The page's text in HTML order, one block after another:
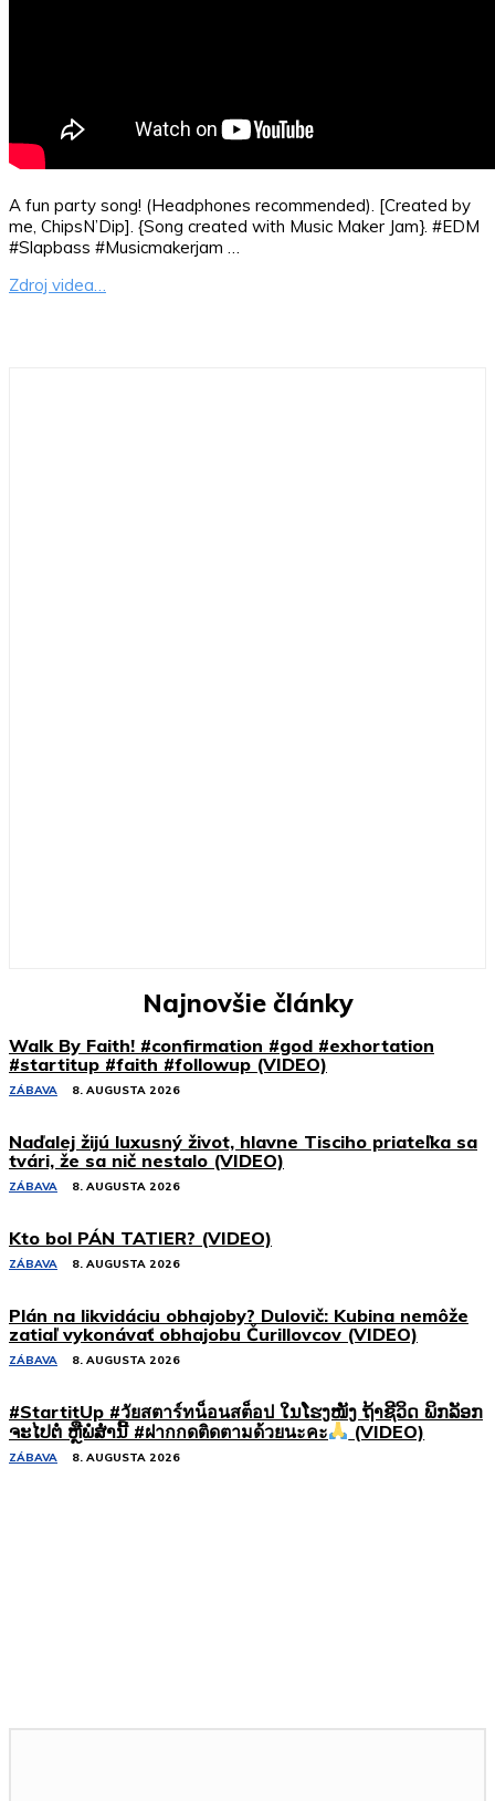
A fun party song! (Headphones recommended). [Created by
me, ChipsN’Dip]. {Song created with Music Maker Jam}. #EDM
#Slapbass #Musicmakerjam …
Zdroj videa…
Najnovšie články
Walk By Faith! #confirmation #god #exhortation
#startitup #faith #followup (VIDEO)
ZÁBAVA 8. AUGUSTA 2026
Naďalej žijú luxusný život, hlavne Tisciho priateľka sa
tvári, že sa nič nestalo (VIDEO)
ZÁBAVA 8. AUGUSTA 2026
Kto bol PÁN TATIER? (VIDEO)
ZÁBAVA 8. AUGUSTA 2026
Plán na likvidáciu obhajoby? Dulovič: Kubina nemôže
zatiaľ vykonávať obhajobu Čurillovcov (VIDEO)
ZÁBAVA 8. AUGUSTA 2026
#StartitUp #วัยสตาร์ทน็อนสต็อป ໃນໂຮງໜັງ ຖ້າຊີວິດ ພິກລັອກ
ຈະໄປຕໍ່ ຫຼືພໍສໍ່ານີ້ #ฝากกดติดตามด้วยนะคะ
(VIDEO)
ZÁBAVA 8. AUGUSTA 2026